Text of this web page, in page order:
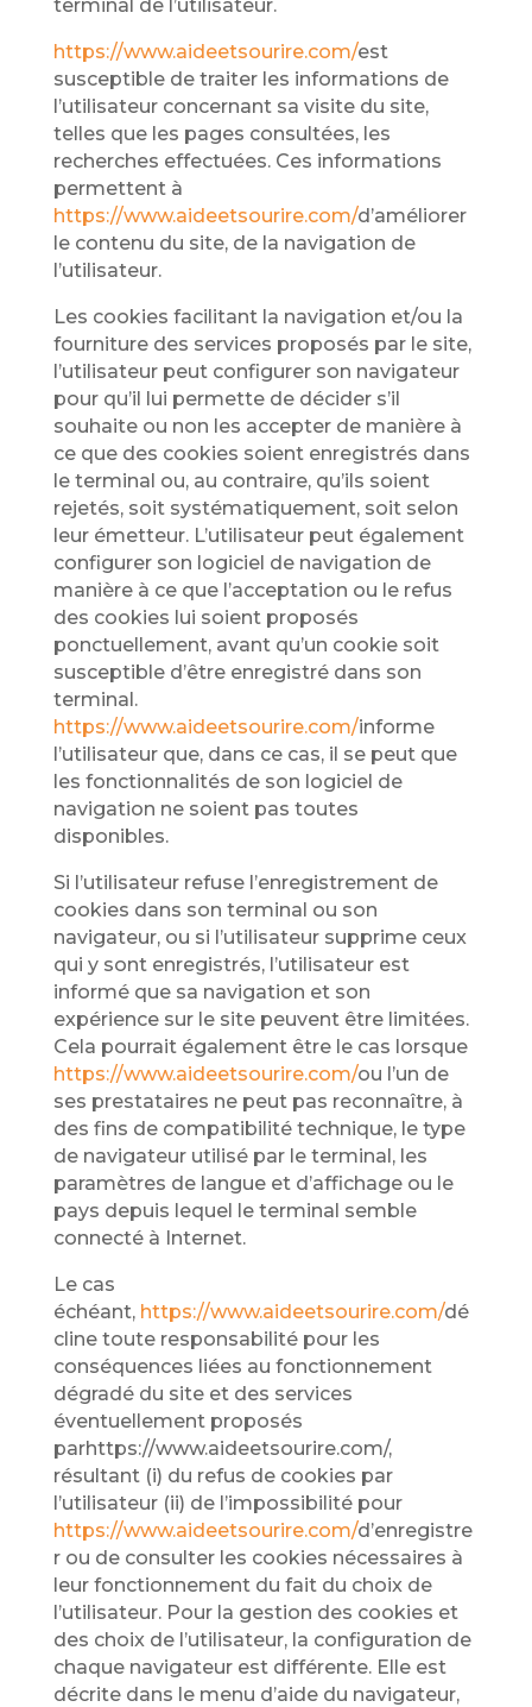
terminal de l’utilisateur.
https://www.aideetsourire.com/est
susceptible de traiter les informations de
l’utilisateur concernant sa visite du site,
telles que les pages consultées, les
recherches effectuées. Ces informations
permettent à
https://www.aideetsourire.com/d’améliorer
le contenu du site, de la navigation de
l’utilisateur.
Les cookies facilitant la navigation et/ou la
fourniture des services proposés par le site,
l’utilisateur peut configurer son navigateur
pour qu’il lui permette de décider s’il
souhaite ou non les accepter de manière à
ce que des cookies soient enregistrés dans
le terminal ou, au contraire, qu’ils soient
rejetés, soit systématiquement, soit selon
leur émetteur. L’utilisateur peut également
configurer son logiciel de navigation de
manière à ce que l’acceptation ou le refus
des cookies lui soient proposés
ponctuellement, avant qu’un cookie soit
susceptible d’être enregistré dans son
terminal.
https://www.aideetsourire.com/informe
l’utilisateur que, dans ce cas, il se peut que
les fonctionnalités de son logiciel de
navigation ne soient pas toutes
disponibles.
Si l’utilisateur refuse l’enregistrement de
cookies dans son terminal ou son
navigateur, ou si l’utilisateur supprime ceux
qui y sont enregistrés, l’utilisateur est
informé que sa navigation et son
expérience sur le site peuvent être limitées.
Cela pourrait également être le cas lorsque
https://www.aideetsourire.com/ou l’un de
ses prestataires ne peut pas reconnaître, à
des fins de compatibilité technique, le type
de navigateur utilisé par le terminal, les
paramètres de langue et d’affichage ou le
pays depuis lequel le terminal semble
connecté à Internet.
Le cas
échéant, https://www.aideetsourire.com/dé
cline toute responsabilité pour les
conséquences liées au fonctionnement
dégradé du site et des services
éventuellement proposés
parhttps://www.aideetsourire.com/,
résultant (i) du refus de cookies par
l’utilisateur (ii) de l’impossibilité pour
https://www.aideetsourire.com/d’enregistre
r ou de consulter les cookies nécessaires à
leur fonctionnement du fait du choix de
l’utilisateur. Pour la gestion des cookies et
des choix de l’utilisateur, la configuration de
chaque navigateur est différente. Elle est
décrite dans le menu d’aide du navigateur,